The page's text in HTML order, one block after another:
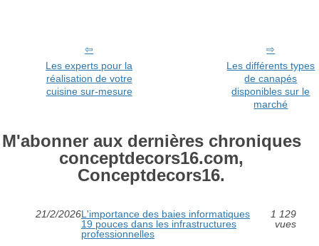
Les experts pour la
réalisation de votre
cuisine sur-mesure
Les différents types
de canapés
disponibles sur le
marché
M'abonner aux dernières chroniques
conceptdecors16.com,
Conceptdecors16.
21/2/2026L'importance des baies informatiques
19 pouces dans les infrastructures
professionnelles
1 129
vues